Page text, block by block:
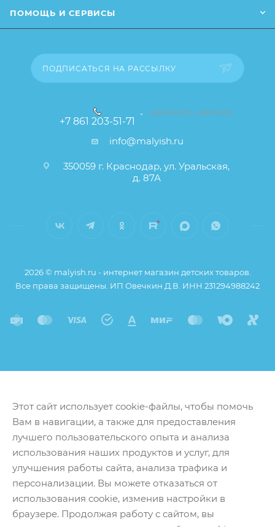
свойства товара), при этом основные
ПОМОЩЬ И СЕРВИСЫ
ПОДПИСАТЬСЯ НА РАССЫЛКУ
+7 861 203-51-71
ЗАКАЗАТЬ ЗВОНОК
info@malyish.ru
350059 г. Краснодар, ул. Уральская,
д. 87А
2026 © malyish.ru - интернет магазин детских товаров.
Все права защищены. ИП Овечкин Д.В. ИНН 231294988242
Этот сайт использует cookie-файлы, чтобы помочь
Вам в навигации, а также для предоставления
лучшего пользовательского опыта и анализа
использования наших продуктов и услуг, для
улучшения работы сайта, анализа трафика и
персонализации. Вы можете отказаться от
использования cookie, изменив настройки в
браузере. Продолжая работу с сайтом, вы